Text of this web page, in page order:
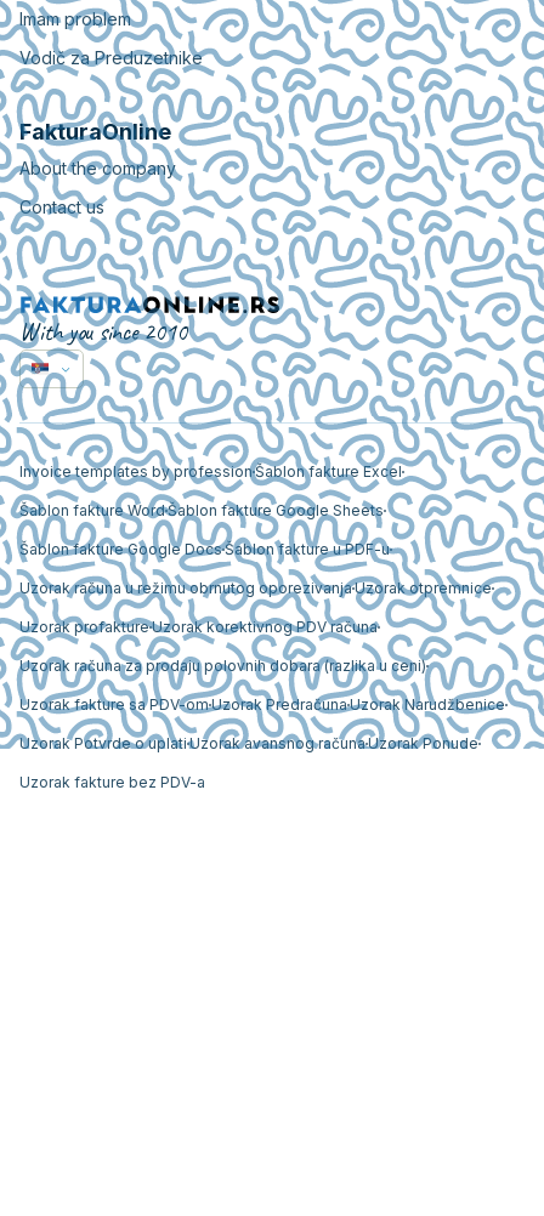
Imam problem
Vodič za Preduzetnike
FakturaOnline
About the company
Contact us
With you since 2010
Invoice templates by profession Šablon fakture Excel
Šablon fakture WordŠablon fakture Google Sheets
Šablon fakture Google DocsŠablon fakture u PDF-u
Uzorak računa u režimu obrnutog oporezivanjaUzorak otpremnice
Uzorak profaktureUzorak korektivnog PDV računa
Uzorak računa za prodaju polovnih dobara (razlika u ceni)
Uzorak fakture sa PDV-omUzorak PredračunaUzorak Narudžbenice
Uzorak Potvrde o uplati Uzorak avansnog računaUzorak Ponude
Uzorak fakture bez PDV-a